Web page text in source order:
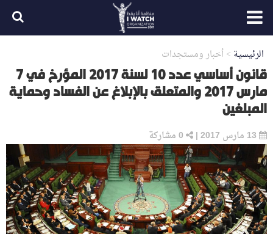
الرئيسية >أخبار ومستجدات
قانون أساسي عدد 10 لسنة 2017 المؤرخ في 7
مارس 2017 والمتعلق بالإبلاغ عن الفساد وحماية
المبلغين
|
0مشاركة